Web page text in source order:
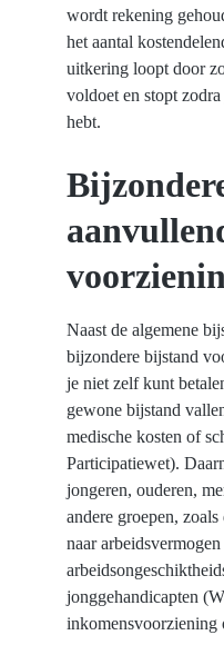
wordt rekening
het aantal
uitkering loopt door
voldoet en stopt
hebt.
Naast de algemene
bijzondere bijstand
je niet zelf kunt
gewone bijstand
medische kosten of
Participatiewet).
jongeren, ouderen,
andere groepen,
naar
jonggehandicapten